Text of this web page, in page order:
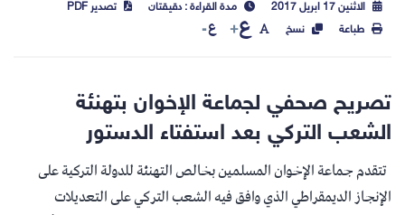
الاثنين 17 ابريل 2017 مدة القراءة : دقيقتان
تصدير PDF
طباعة
نسخ ع ع
تصريح صحفي لجماعة الإخوان بتهنئة
الشعب التركي بعد استفتاء الدستور
تتقدم جماعة الإخوان المسلمين بخالص التهنئة للدولة التركية على
الإنجاز الديمقراطي الذي وافق فيه الشعب التركي على التعديلات